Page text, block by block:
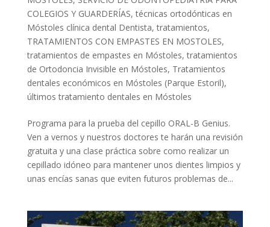
COLEGIOS Y GUARDERÍAS,técnicas ortodónticas en
Móstoles clínica dental Dentista,tratamientos,
TRATAMIENTOS CON EMPASTES EN MOSTOLES,
tratamientos de empastes en Móstoles,tratamientos
de Ortodoncia Invisible en Móstoles, Tratamientos
dentales económicos en Móstoles (Parque Estoril),
últimos tratamiento dentales en Móstoles
Programa para la prueba del cepillo ORAL-B Genius.
Ven a vernos y nuestros doctores te harán una revisión
gratuita y una clase práctica sobre como realizar un
cepillado idóneo para mantener unos dientes limpios y
unas encías sanas que eviten futuros problemas de...